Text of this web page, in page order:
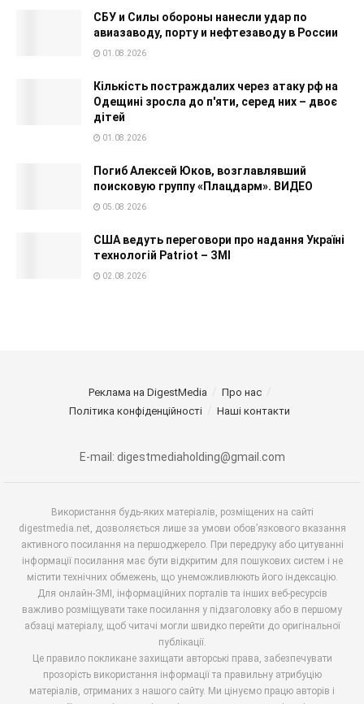
СБУ и Силы обороны нанесли удар по
авиазаводу, порту и нефтезаводу в России
01.08.2026
Кількість постраждалих через атаку рф на
Одещині зросла до п'яти, серед них – двоє
дітей
01.08.2026
Погиб Алексей Юков, возглавлявший
поисковую группу «Плацдарм». ВИДЕО
05.08.2026
США ведуть переговори про надання Україні
технологій Patriot – ЗМІ
02.08.2026
Реклама на DigestMedia
Про нас
Політика конфіденційності
Наші контакти
E-mail: digestmediaholding@gmail.com
Використання будь-яких матеріалів, розміщених на сайті
digestmedia.net, дозволяється лише за умови обов’язкового вказання
активного посилання на першоджерело. При передруку або цитуванні
інформації посилання має бути відкритим для пошукових систем і не
містити технічних обмежень, що унеможливлюють його індексацію.
Для онлайн-ЗМІ, інформаційних порталів та інших веб-ресурсів
важливо розміщувати таке посилання у підзаголовку або в першому
абзаці матеріалу, щоб читачі могли швидко перейти до оригінальної
публікації.
Це правило покликане захищати авторські права, забезпечувати
прозорість використання інформації та правильну атрибуцію
матеріалів, отриманих з нашого сайту. Ми цінуємо працю авторів і